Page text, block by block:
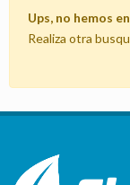
Ups, no hemos
Realiza otra